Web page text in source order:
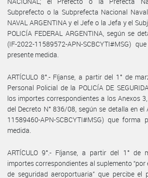
Subprefecto o la Subprefecta Nacional Naval
NAVAL ARGENTINA y el Jefe o la Jefa y el
POLICÍA FEDERAL ARGENTINA, según se
(IF-2022-11589572-APN-SCBCYTI#MSG)
presente medida.
ARTÍCULO 8°.- Fíjanse, a partir del 1° de
Personal Policial de la POLICÍA DE
los importes correspondientes a los Anexos
del Decreto N° 836/08, según se detalla en el
11589460-APN-SCBCYTI#MSG) que
medida.
ARTÍCULO 9°.- Fíjanse, a partir del 1° de
importes correspondientes al suplemento “por
de seguridad aeroportuaria” que percibe el